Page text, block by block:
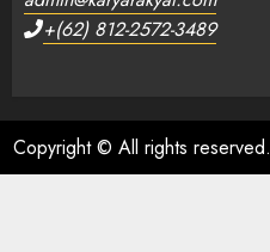
+(62) 812-2572-3489
Copyright © All rights reserved.